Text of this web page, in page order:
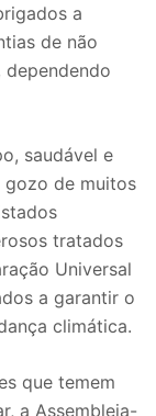
a
de não
saudável e
gozo de muitos
tratados
Universal
a garantir o
climática.
que temem
a Assembleia-